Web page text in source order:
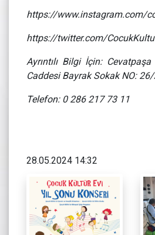
https://www.instagram.com/
https://twitter.com/
Ayrıntılı Bilgi İçin:
Caddesi Bayrak Sokak NO:
Telefon: 0 286 217 73 11
28.05.2024 14:32